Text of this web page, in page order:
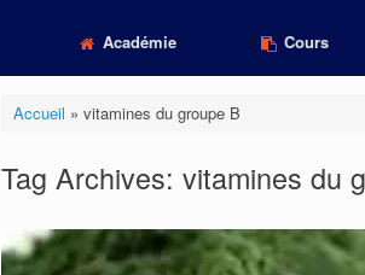
Académie Cours
Accueil » vitamines du groupe B
Tag Archives: vitamines du